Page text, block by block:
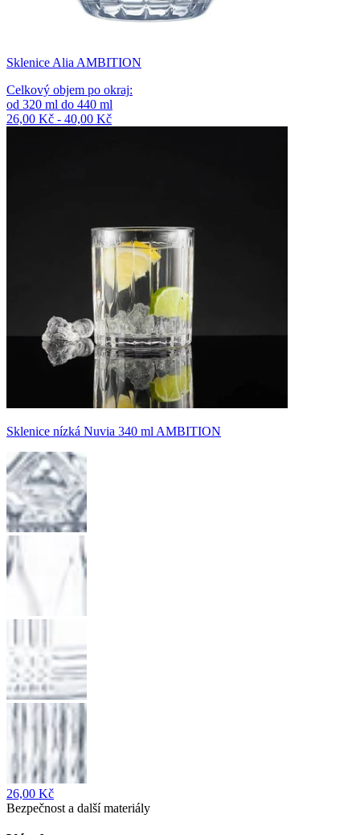
Sklenice Alia AMBITION
Celkový objem po okraj:
od 320 ml do 440 ml
26,00 Kč - 40,00 Kč
Sklenice nízká Nuvia 340 ml AMBITION
26,00 Kč
Bezpečnost a další materiály